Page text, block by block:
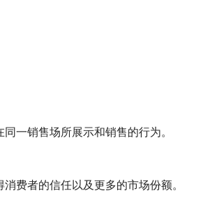
一销售场所展示和销售的行为。
费者的信任以及更多的市场份额。